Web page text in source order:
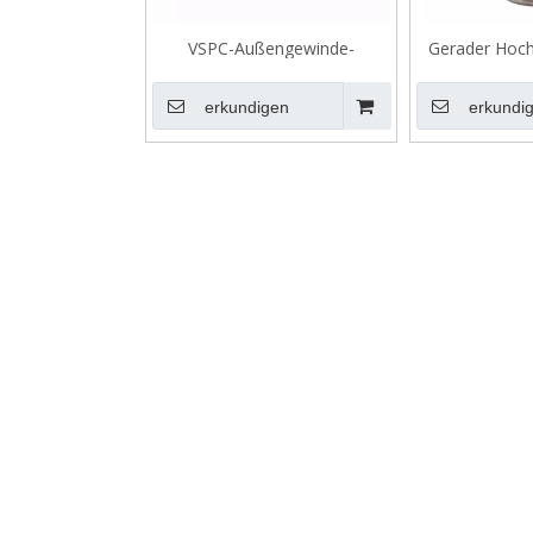
VSPC-Außengewinde-
erkundigen
Gerader
Serie,